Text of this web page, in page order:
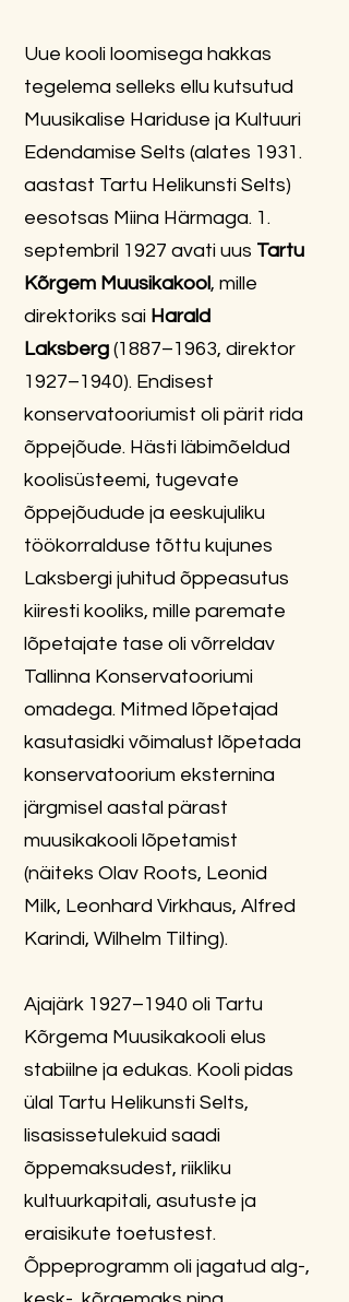
Uue kooli loomisega hakkas
tegelema selleks ellu kutsutud
Muusikalise Hariduse ja Kultuuri
Edendamise Selts (alates 1931.
aastast Tartu Helikunsti Selts)
eesotsas Miina Härmaga. 1.
septembril 1927 avati uus Tartu
Kõrgem Muusikakool, mille
direktoriks sai Harald
Laksberg (1887–1963, direktor
1927–1940). Endisest
konservatooriumist oli pärit rida
õppejõude. Hästi läbimõeldud
koolisüsteemi, tugevate
õppejõudude ja eeskujuliku
töökorralduse tõttu kujunes
Laksbergi juhitud õppeasutus
kiiresti kooliks, mille paremate
lõpetajate tase oli võrreldav
Tallinna Konservatooriumi
omadega. Mitmed lõpetajad
kasutasidki võimalust lõpetada
konservatoorium eksternina
järgmisel aastal pärast
muusikakooli lõpetamist
(näiteks Olav Roots, Leonid
Milk, Leonhard Virkhaus, Alfred
Karindi, Wilhelm Tilting).
Ajajärk 1927–1940 oli Tartu
Kõrgema Muusikakooli elus
stabiilne ja edukas. Kooli pidas
ülal Tartu Helikunsti Selts,
lisasissetulekuid saadi
õppemaksudest, riikliku
kultuurkapitali, asutuste ja
eraisikute toetustest.
Õppeprogramm oli jagatud alg-,